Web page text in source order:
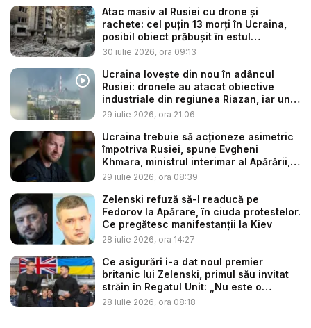
Atac masiv al Rusiei cu drone și
rachete: cel puțin 13 morți în Ucraina,
posibil obiect prăbușit în estul
Poloniei...
30 iulie 2026, ora 09:13
Ucraina lovește din nou în adâncul
Rusiei: dronele au atacat obiective
industriale din regiunea Riazan, iar un
...
29 iulie 2026, ora 21:06
Ucraina trebuie să acţioneze asimetric
împotriva Rusiei, spune Evgheni
Khmara, ministrul interimar al Apărării,
...
29 iulie 2026, ora 08:39
Zelenski refuză să-l readucă pe
Fedorov la Apărare, în ciuda protestelor.
Ce pregătesc manifestanții la Kiev
28 iulie 2026, ora 14:27
Ce asigurări i-a dat noul premier
britanic lui Zelenski, primul său invitat
străin în Regatul Unit: „Nu este o
coinci...
28 iulie 2026, ora 08:18